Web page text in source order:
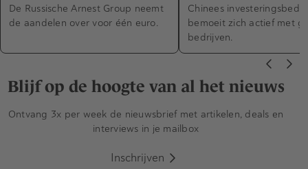
De Russische Arnest Group neemt
de aandelen over voor één euro.
Chinees
bemoeit zich actief met
bedrijven.
Blijf op de hoogte van al het nieuws
Ontvang 3x per week de nieuwsbrief met artikelen, deals en
interviews in je mailbox
Inschrijven